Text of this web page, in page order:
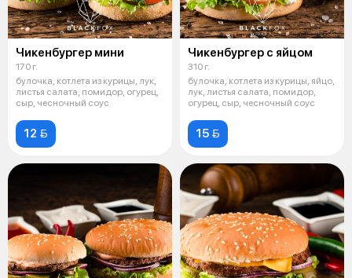
Чикенбургер мини
170 г.
булочка, котлета из курицы, лук,
листья салата, помидор, огурец,
сыр, чесночный соус
12 
Чикенбургер с яйцом
310 г.
булочка, котлета из курицы, яйцо,
лук, листья салата, помидор,
огурец, сыр, чесночный соус
15 